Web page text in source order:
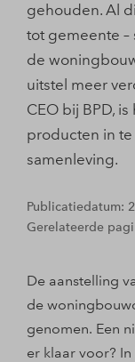
gehouden. Al
tot gemeente –
de
uitstel meer
CEO bij BPD,
producten in
samenleving.
Publicatiedatum:
Gerelateerde
De aanstelling
de
genomen. Een
er klaar voor?